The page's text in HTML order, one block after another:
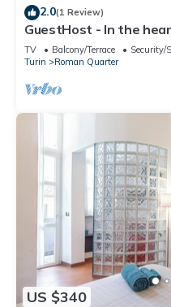
2.0(1 Review)
GuestHost - In the
Romano, this spacious
accommodates up to 9
fourth floor with an
disabled people), it
TV Balcony/Terrace
Security/
Turin
Roman Quarter
US $340